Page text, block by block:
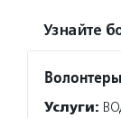
Узнайте
Услуги: